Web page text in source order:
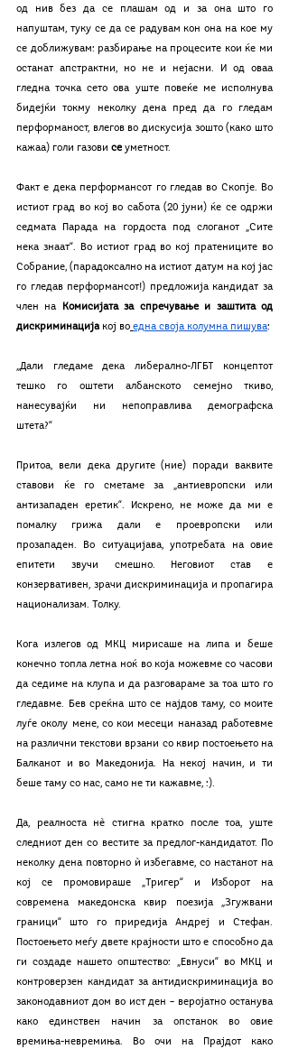
од нив без да се плашам од и за она што го
напуштам, туку се да се радувам кон она на кое му
се доближувам: разбирање на процесите кои ќе ми
останат апстрактни, но не и нејасни. И од оваа
гледна точка сето ова уште повеќе ме исполнува
бидејќи токму неколку дена пред да го гледам
перформаност, влегов во дискусија зошто (како што
кажаа) голи газови се уметност.
Факт е дека перформансот го гледав во Скопје. Во
истиот град во кој во сабота (20 јуни) ќе се одржи
седмата Парада на гордоста под слоганот „Сите
нека знаат“. Во истиот град во кој пратениците во
Собрание, (парадоксално на истиот датум на кој јас
го гледав перформансот!) предложија кандидат за
член на
Комисијата за спречување и заштита од
дискриминација кој во една своја колумна пишува:
„Дали гледаме дека либерално-ЛГБТ концептот
тешко го оштети албанското семејно ткиво,
нанесувајќи ни непоправлива демографска
штета?“
Притоа, вели дека другите (ние) поради ваквите
ставови ќе го сметаме за „антиевропски или
антизападен еретик“. Искрено, не може да ми е
помалку грижа дали е проевропски или
прозападен. Во ситуацијава, употребата на овие
епитети звучи смешно. Неговиот став е
конзервативен, зрачи дискриминација и пропагира
национализам. Толку.
Кога излегов од МКЦ мирисаше на липа и беше
конечно топла летна ноќ во која можевме со часови
да седиме на клупа и да разговараме за тоа што го
гледавме. Бев среќна што се најдов таму, со моите
луѓе околу мене, со кои месеци наназад работевме
на различни текстови врзани со квир постоењето на
Балканот и во Македонија. На некој начин, и ти
беше таму со нас, само не ти кажавме, :).
Да, реалноста нѐ стигна кратко после тоа, уште
следниот ден со вестите за предлог-кандидатот. По
неколку дена повторно ѝ избегавме, со настанот на
кој се промовираше „Тригер“ и Изборот на
современа македонска квир поезија „Згужвани
граници“ што го приредија Андреј и Стефан.
Постоењето меѓу двете крајности што е способно да
ги создаде нашето општество: „Евнуси“ во МКЦ и
контроверзен кандидат за антидискриминација во
законодавниот дом во ист ден – веројатно останува
како единствен начин за опстанок во овие
времиња-невремиња. Во очи на Прајдот како